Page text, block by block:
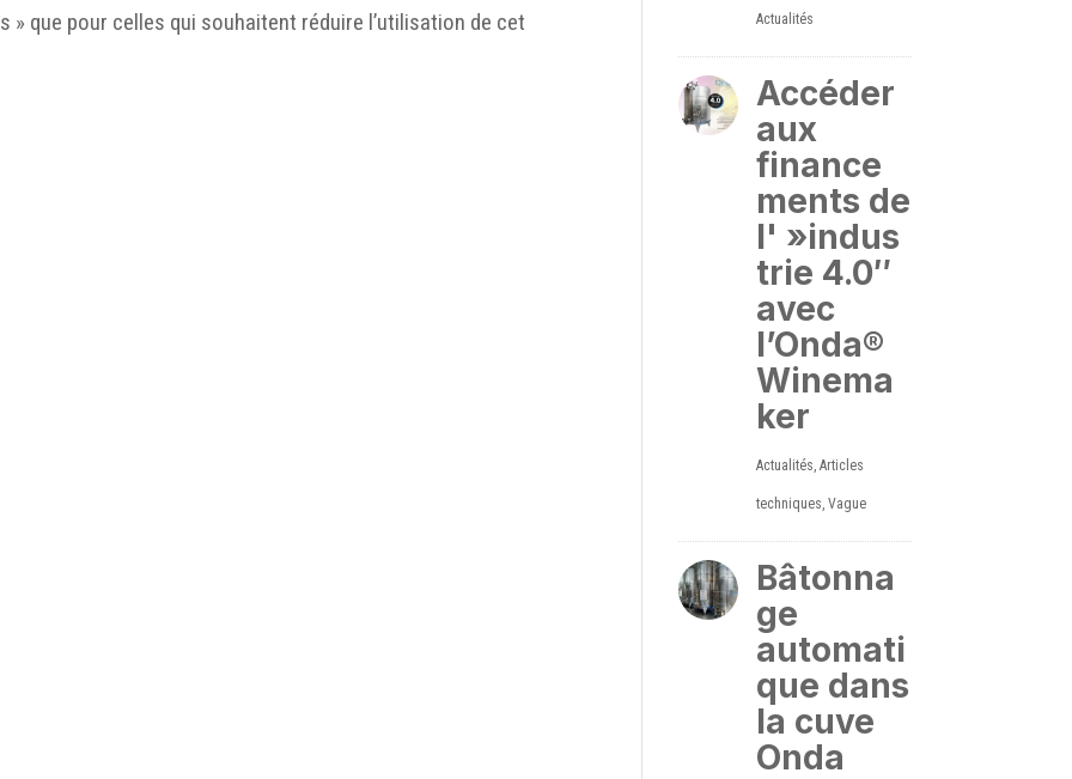
que pour celles qui souhaitent réduire l’utilisation de cet
Actualités
Accéder
aux
finance
ments de
l' »indus
trie 4.0″
avec
l’Onda®
Winema
ker
Actualités,Articles
techniques,Vague
Bâtonna
ge
automati
que dans
la cuve
Onda